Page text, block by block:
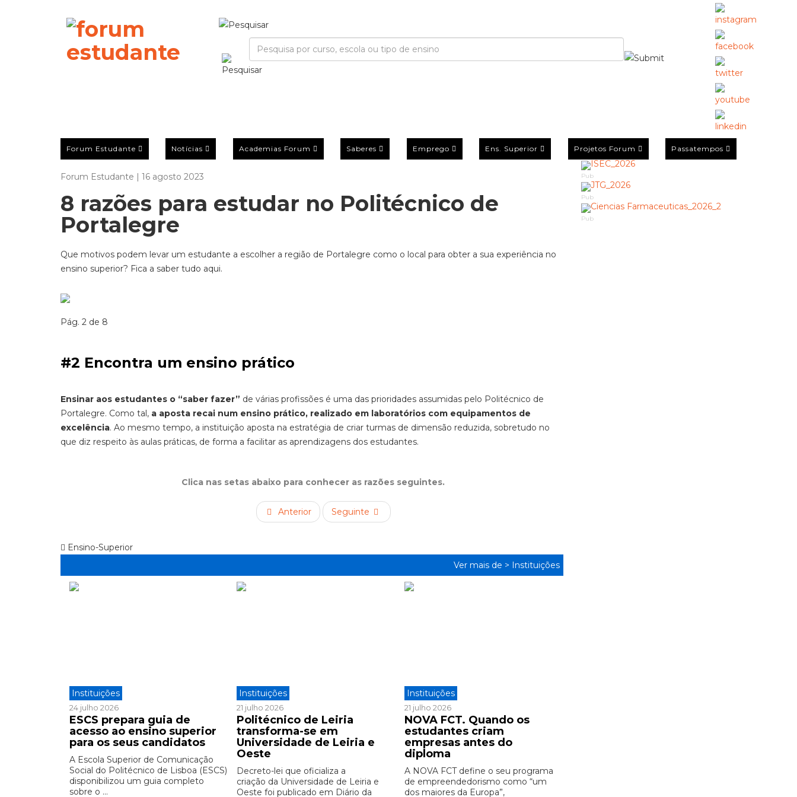
Forum Estudante Notícias Academias Forum Saberes Emprego Ens. Superior Projetos Forum Passatempos
Forum Estudante | 16 agosto 2023
8 razões para estudar no Politécnico de
Portalegre
Que motivos podem levar um estudante a escolher a região de Portalegre como o local para obter a sua experiência no
ensino superior? Fica a saber tudo aqui.
Pág. 2 de 8
#2 Encontra um ensino prático
Ensinar aos estudantes o “saber fazer” de várias profissões é uma das prioridades assumidas pelo Politécnico de
Portalegre. Como tal, a aposta recai num ensino prático, realizado em laboratórios com equipamentos de
excelência. Ao mesmo tempo, a instituição aposta na estratégia de criar turmas de dimensão reduzida, sobretudo no
que diz respeito às aulas práticas, de forma a facilitar as aprendizagens dos estudantes.
Clica nas setas abaixo para conhecer as razões seguintes.
Anterior Seguinte
Ensino-Superior
Ver mais de > Instituições
Instituições
24 julho 2026
ESCS prepara guia de
acesso ao ensino superior
para os seus candidatos
A Escola Superior de Comunicação
Social do Politécnico de Lisboa (ESCS)
disponibilizou um guia completo
sobre o ...
Instituições
21 julho 2026
Politécnico de Leiria
transforma-se em
Universidade de Leiria e
Oeste
Decreto-lei que oficializa a
criação da Universidade de Leiria e
Oeste foi publicado em Diário da
Instituições
21 julho 2026
NOVA FCT. Quando os
estudantes criam
empresas antes do
diploma
A NOVA FCT define o seu programa
de empreendedorismo como “um
dos maiores da Europa”,
Pub
Pub
Pub